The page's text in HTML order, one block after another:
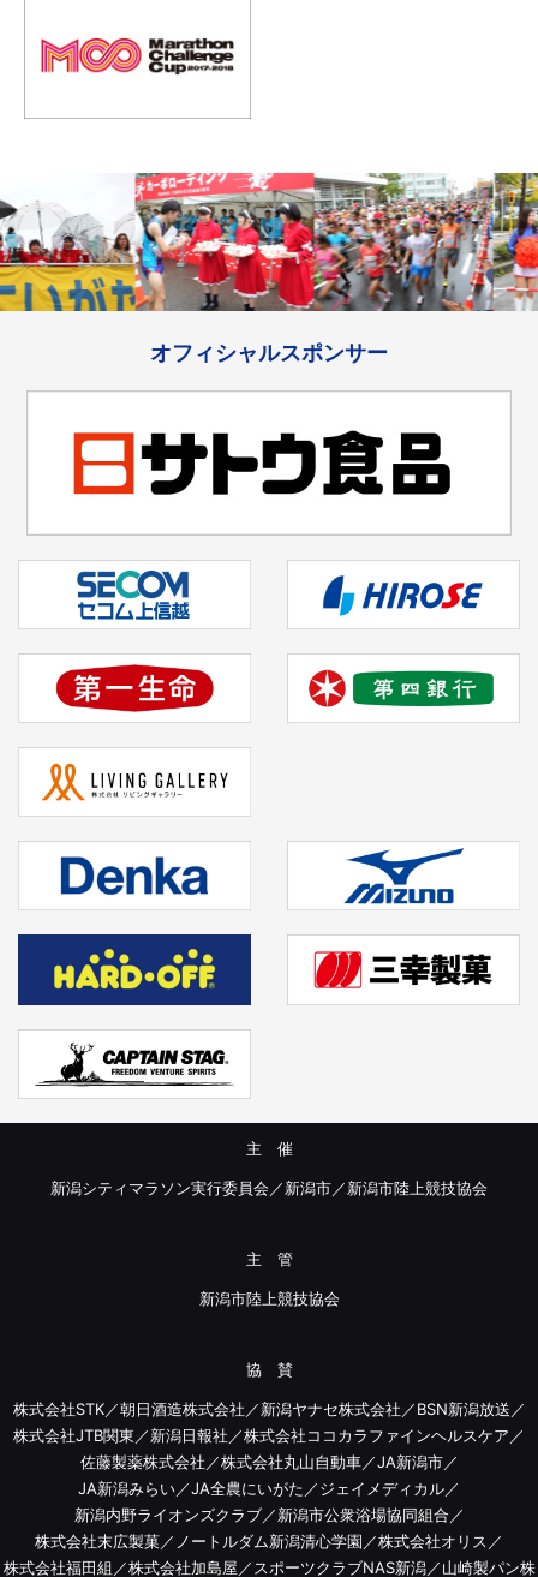
オフィシャルスポンサー
主 催
新潟シティマラソン実行委員会／新潟市／新潟市陸上競技協会
主 管
新潟市陸上競技協会
協 賛
株式会社STK／朝日酒造株式会社／新潟ヤナセ株式会社／BSN新潟放送／
株式会社JTB関東／新潟日報社／株式会社ココカラファインヘルスケア／
佐藤製薬株式会社／株式会社丸山自動車／JA新潟市／
JA新潟みらい／JA全農にいがた／ジェイメディカル／
新潟内野ライオンズクラブ／新潟市公衆浴場協同組合／
株式会社末広製菓／ノートルダム新潟清心学園／株式会社オリス／
株式会社福田組／株式会社加島屋／スポーツクラブNAS新潟／山崎製パン株